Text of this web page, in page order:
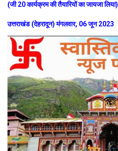
(जी 20 कार्यक्रम की तैयारियों का जायजा लिया)
उत्तराखंड (देहरादून) मंगलवार, 06 जून 2023